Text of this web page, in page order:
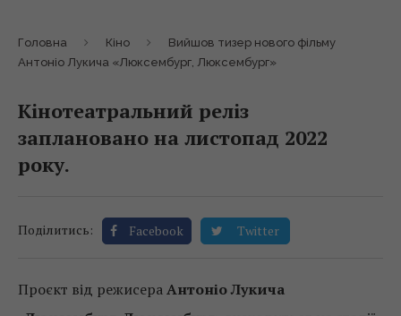
Головна Кіно
Вийшов тизер нового фільму
Антоніо Лукича «Люксембург, Люксембург»
Кінотеатральний реліз
заплановано на листопад 2022
року.
Поділитись: Facebook Twitter
Проєкт від режисераАнтоніо Лукича